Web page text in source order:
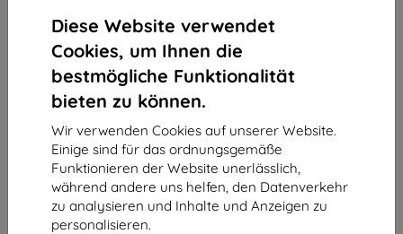
Diese Website verwendet
Cookies, um Ihnen die
bestmögliche Funktionalität
bieten zu können.
Wir verwenden Cookies auf unserer Website.
Einige sind für das ordnungsgemäße
Funktionieren der Website unerlässlich,
während andere uns helfen, den Datenverkehr
zu analysieren und Inhalte und Anzeigen zu
personalisieren.
Shield-Sk s.r.o.
Ulica Rudolfa Mocka 3750/2A
841 04 Bratislava
Unternehmens-ID:46701494
USt-IdNr.:SK2023549671